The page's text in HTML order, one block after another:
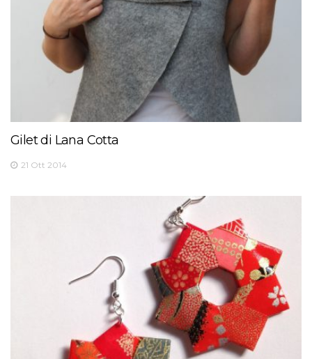
Gilet di Lana Cotta
21 Ott 2014